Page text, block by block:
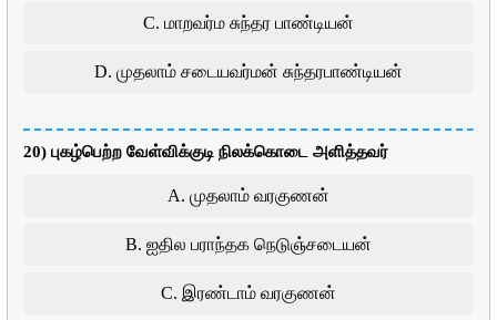
C. மாறவர்ம சுந்தர பாண்டியன்
D. முதலாம் சடையவர்மன் சுந்தரபாண்டியன்
20) புகழ்பெற்ற வேள்விக்குடி நிலக்கொடை அளித்தவர்
A. முதலாம் வரகுணன்
B. ஐதில பராந்தக நெடுஞ்சடையன்
C. இரண்டாம் வரகுணன்